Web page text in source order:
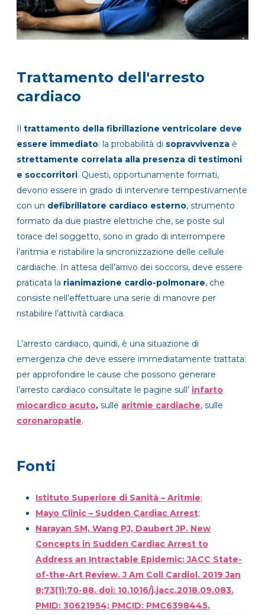
Trattamento dell'arresto
cardiaco
Il trattamento della fibrillazione ventricolare deve
essere immediato: la probabilità di sopravvivenza è
strettamente correlata alla presenza di testimoni
e soccorritori. Questi, opportunamente formati,
devono essere in grado di intervenire tempestivamente
con un defibrillatore cardiaco esterno, strumento
formato da due piastre elettriche che, se poste sul
torace del soggetto, sono in grado di interrompere
l’aritmia e ristabilire la sincronizzazione delle cellule
cardiache. In attesa dell’arrivo dei soccorsi, deve essere
praticata la rianimazione cardio-polmonare, che
consiste nell’effettuare una serie di manovre per
ristabilire l’attività cardiaca.
L’arresto cardiaco, quindi, è una situazione di
emergenza che deve essere immediatamente trattata:
per approfondire le cause che possono generare
l’arresto cardiaco consultate le pagine sull’ infarto
miocardico acuto, sulle aritmie cardiache, sulle
coronaropatie.
Fonti
Istituto Superiore di Sanità – Aritmie;
Mayo Clinic – Sudden Cardiac Arrest;
Narayan SM, Wang PJ, Daubert JP. New
Concepts in Sudden Cardiac Arrest to
Address an Intractable Epidemic: JACC State-
of-the-Art Review. J Am Coll Cardiol. 2019 Jan
8;73(1):70-88. doi: 10.1016/j.jacc.2018.09.083.
PMID: 30621954; PMCID: PMC6398445.